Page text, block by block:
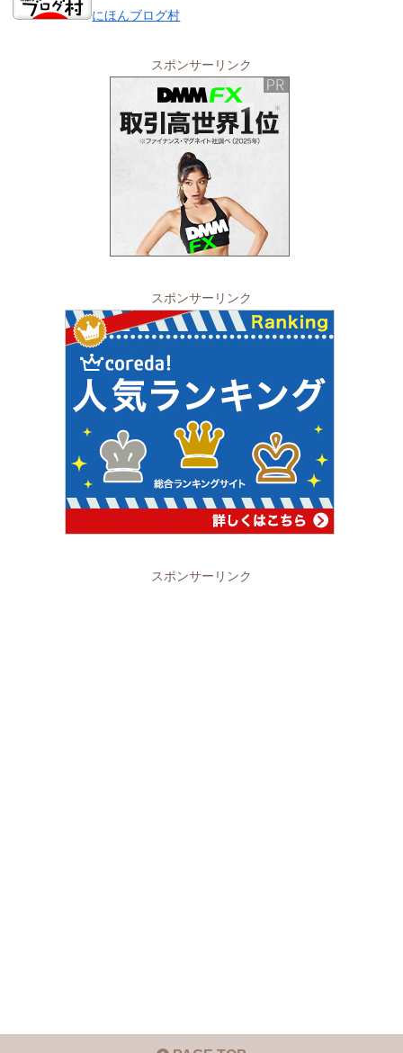
にほんブログ村
スポンサーリンク
スポンサーリンク
スポンサーリンク